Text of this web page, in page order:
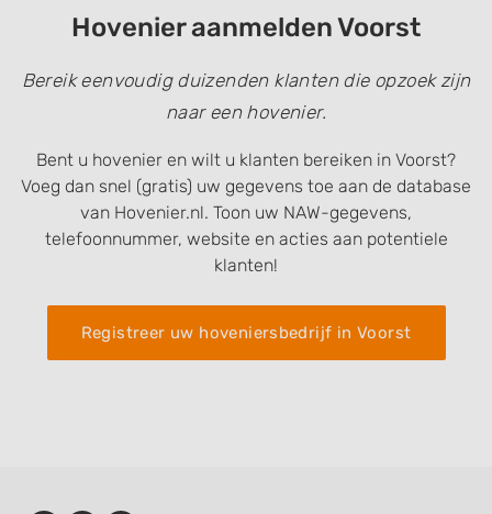
Hovenier aanmelden Voorst
Bereik eenvoudig duizenden klanten die opzoek zijn
naar een hovenier.
Bent u hovenier en wilt u klanten bereiken in Voorst?
Voeg dan snel (gratis) uw gegevens toe aan de database
van Hovenier.nl. Toon uw NAW-gegevens,
telefoonnummer, website en acties aan potentiele
klanten!
Registreer uw hoveniersbedrijf in Voorst